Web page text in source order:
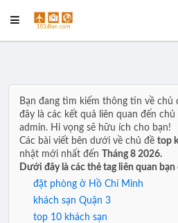
Bạn đang tìm kiếm thông tin về chủ
đây là các kết quả liên quan đến
admin. Hi vọng sẽ hữu ích cho bạn!
Các bài viết bên dưới về chủ đềtop
nhật mới nhất đếnTháng 8 2026.
Dưới đây là các thẻ tag liên quan
đặt phòng ở Hồ Chí Minh
khách sạn Quận 3
top 10 khách sạn